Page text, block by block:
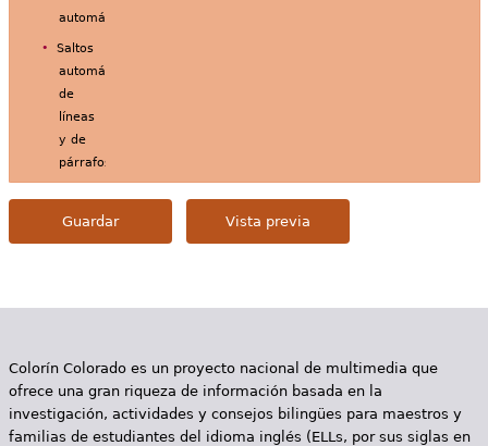
automáticamente.
Saltos
automáticos
de
líneas
y de
párrafos.
Colorín Colorado es un proyecto nacional de multimedia que
ofrece una gran riqueza de información basada en la
investigación, actividades y consejos bilingües para maestros y
familias de estudiantes del idioma inglés (ELLs, por sus siglas en